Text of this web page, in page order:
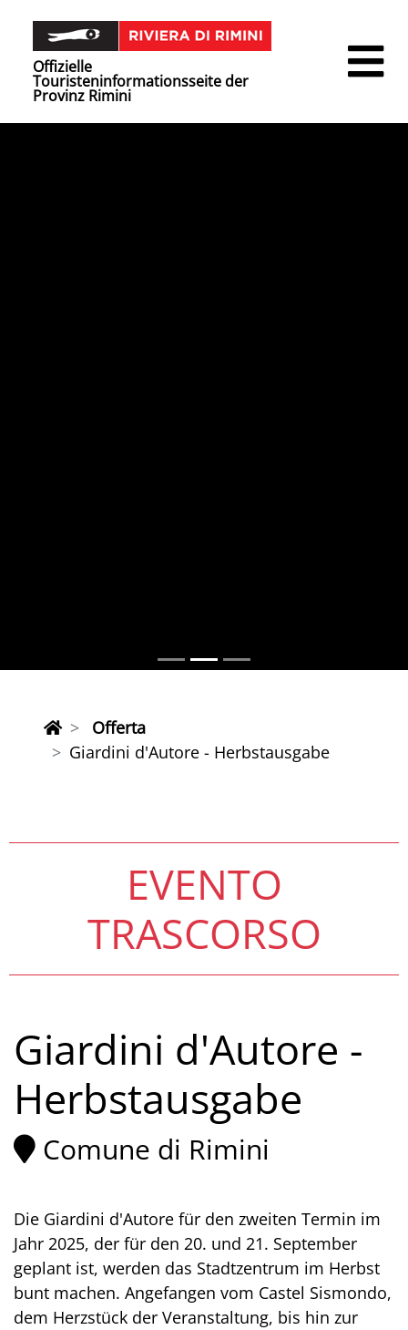
Offizielle
Touristeninformationsseite der
Provinz Rimini
Offerta
Giardini d'Autore - Herbstausgabe
EVENTO
TRASCORSO
Giardini d'Autore -
Herbstausgabe
Comune di Rimini
Die Giardini d'Autore für den zweiten Termin im
Jahr 2025, der für den 20. und 21. September
geplant ist, werden das Stadtzentrum im Herbst
bunt machen. Angefangen vom Castel Sismondo,
dem Herzstück der Veranstaltung, bis hin zur